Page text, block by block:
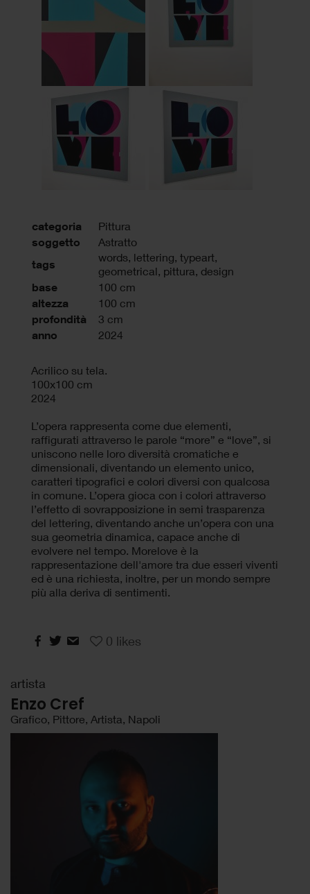
categoria Pittura
soggetto Astratto
tags
words, lettering, typeart,
geometrical, pittura, design
base 100 cm
altezza 100 cm
profondità 3 cm
anno 2024
Acrilico su tela.
100x100 cm
2024
L’opera rappresenta come due elementi,
raffigurati attraverso le parole “more” e “love”, si
uniscono nelle loro diversità cromatiche e
dimensionali, diventando un elemento unico,
caratteri tipografici e colori diversi con qualcosa
in comune. L’opera gioca con i colori attraverso
l’effetto di sovrapposizione in semi trasparenza
del lettering, diventando anche un’opera con una
sua geometria dinamica, capace anche di
evolvere nel tempo. Morelove è la
rappresentazione dell'amore tra due esseri viventi
ed è una richiesta, inoltre, per un mondo sempre
più alla deriva di sentimenti.
0 likes
artista
Enzo Cref
Grafico, Pittore, Artista, Napoli